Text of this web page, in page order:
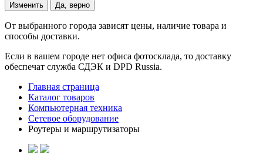
Изменить Да, верно
От выбранного города зависят цены, наличие товара и
способы доставки.
Если в вашем городе нет офиса фотосклада, то доставку
обеспечат служба СДЭК и DPD Russia.
Главная страница
Каталог товаров
Компьютерная техника
Сетевое оборудование
Роутеры и маршрутизаторы